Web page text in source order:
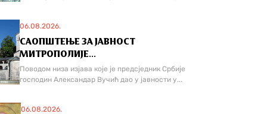
06.08.2026.
САОПШТЕЊЕ ЗА ЈАВНОСТ
МИТРОПОЛИЈЕ...
Поводом низа изјава које је предсједник Србије
господин Александар Вучић дао у јавности у...
06.08.2026.